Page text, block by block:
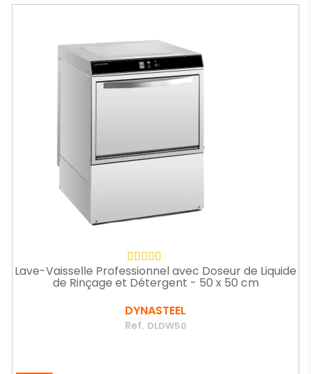
Lave-Vaisselle Professionnel avec Doseur de Liquide
de Rinçage et Détergent - 50 x 50 cm
DYNASTEEL
Ref. DLDW50